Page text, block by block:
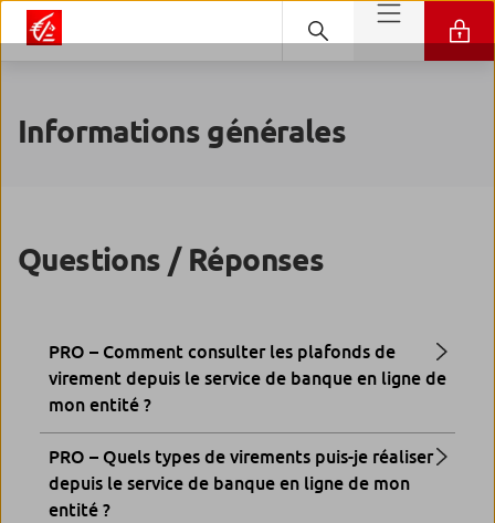
Informations générales
Questions / Réponses
PRO – Comment consulter les plafonds de
virement depuis le service de banque en ligne de
mon entité ?
PRO – Quels types de virements puis-je réaliser
depuis le service de banque en ligne de mon
entité ?